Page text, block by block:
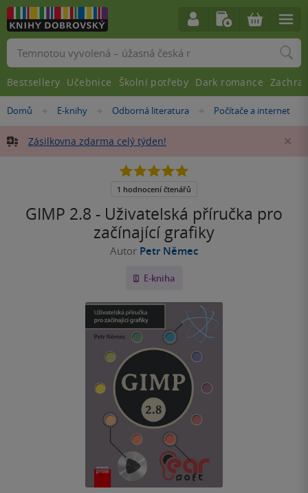
Nacházíte
zde:
Domů »
E-knihy »
Odborná literatura »Počítače a internet
Zásilkovna zdarma celý týden!
GIMP 2.8 - Uživatelská příručka pro
začínající grafiky
Autor Petr Němec
E-kniha
5.0
5
1 hodnocení čtenářů
Vyhledávání
Bestsellery Učebnice Školní potřeby Dark romance